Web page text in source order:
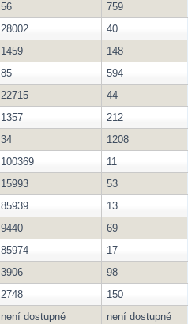
56
759
28002
40
1459
148
85
594
22715
44
1357
212
34
1208
100369
11
15993
53
85939
13
9440
69
85974
17
3906
98
2748
150
není dostupné
není dostupné